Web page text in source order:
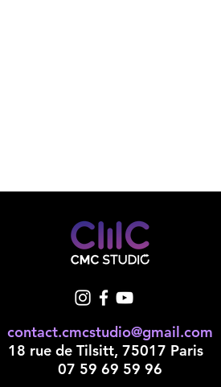
contact.cmcstudio@gmail.com
18 rue de Tilsitt, 75017 Paris
07 59 69 59 96